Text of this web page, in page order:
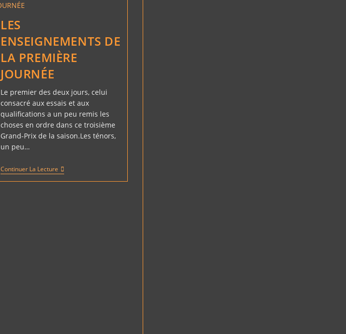
LES
ENSEIGNEMENTS DE
LA PREMIÈRE
JOURNÉE
Le premier des deux jours, celui
consacré aux essais et aux
qualifications a un peu remis les
choses en ordre dans ce troisième
Grand-Prix de la saison.Les ténors,
un peu…
Continuer La Lecture LES
ENSEIGNEMENTS
DE